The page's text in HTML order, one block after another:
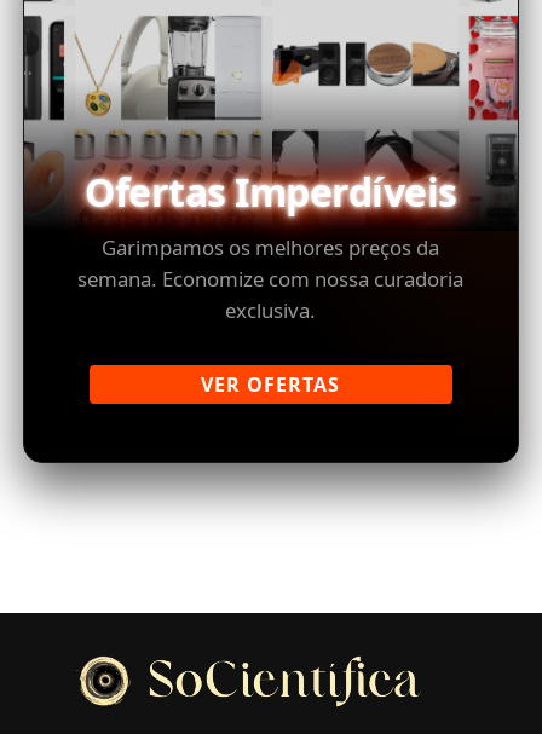
Ofertas Imperdíveis
Garimpamos os melhores preços da
semana. Economize com nossa curadoria
exclusiva.
VER OFERTAS